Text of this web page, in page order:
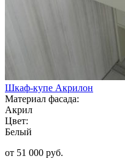
Шкаф-купе Акрилон
Материал фасада:
Акрил
Цвет:
Белый
от 51 000 руб.